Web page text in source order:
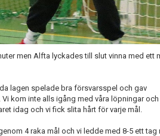
men Alfta lyckades till slut vinna med ett
lagen spelade bra försvarsspel och gav
kom inte alls igång med våra löpningar
idag och vi fick slita hårt för varje mål.
4 raka mål och vi ledde med 8-5 ett tag